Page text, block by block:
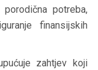
potreba,
finansijskih
zahtjev koji